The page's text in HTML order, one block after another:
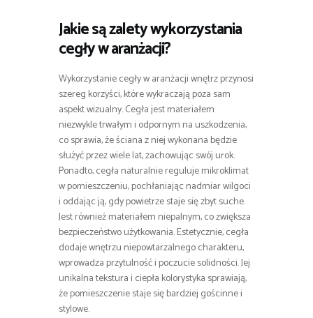
Jakie są zalety wykorzystania
cegły w aranżacji?
Wykorzystanie cegły w aranżacji wnętrz przynosi
szereg korzyści, które wykraczają poza sam
aspekt wizualny. Cegła jest materiałem
niezwykle trwałym i odpornym na uszkodzenia,
co sprawia, że ściana z niej wykonana będzie
służyć przez wiele lat, zachowując swój urok.
Ponadto, cegła naturalnie reguluje mikroklimat
w pomieszczeniu, pochłaniając nadmiar wilgoci
i oddając ją, gdy powietrze staje się zbyt suche.
Jest również materiałem niepalnym, co zwiększa
bezpieczeństwo użytkowania. Estetycznie, cegła
dodaje wnętrzu niepowtarzalnego charakteru,
wprowadza przytulność i poczucie solidności. Jej
unikalna tekstura i ciepła kolorystyka sprawiają,
że pomieszczenie staje się bardziej gościnne i
stylowe.